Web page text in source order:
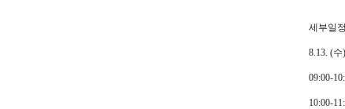
세부일정
8.13. (수)
09:00-
10:00-